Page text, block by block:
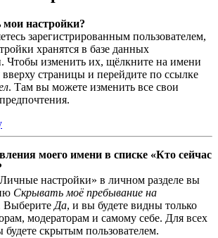
настройки?
зарегистрированным пользователем,
хранятся в базе данных
Чтобы изменить их, щёлкните на имени
вверху страницы и перейдите по ссылке
. Там вы можете изменить все свои
моего имени в списке «Кто сейчас
настройки» в личном разделе вы
Скрывать моё пребывание на
Выберите Да, и вы будете видны только
модераторам и самому себе. Для всех
будете скрытым пользователем.